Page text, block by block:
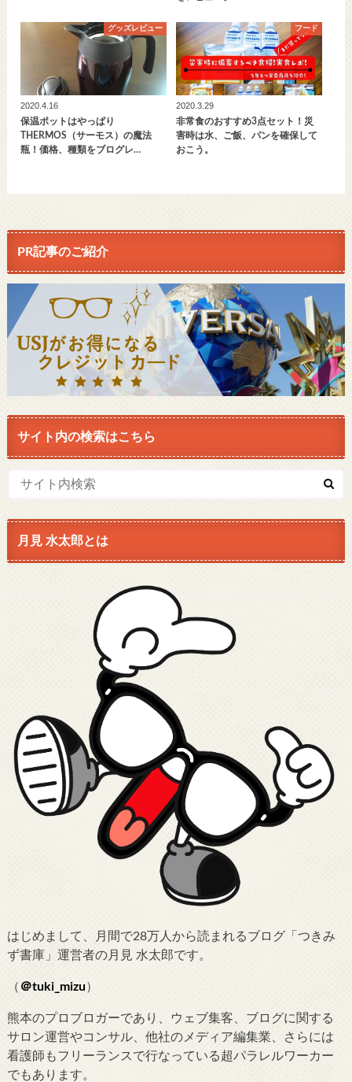
グッズレビュー
2020.4.16
保温ポットはやっぱり
THERMOS（サーモス）の魔法
瓶！価格、種類をブログレ…
フード
2020.3.29
非常食のおすすめ3点セット！災
害時は水、ご飯、パンを確保して
おこう。
PR記事のご紹介
サイト内の検索はこちら
月見 水太郎とは
はじめまして、月間で28万人から読まれるブログ「つきみ
ず書庫」運営者の月見 水太郎です。
（ ＠tuki_mizu）
熊本のプロブロガーであり、ウェブ集客、ブログに関する
サロン運営やコンサル、他社のメディア編集業、さらには
看護師もフリーランスで行なっている超パラレルワーカー
でもあります。